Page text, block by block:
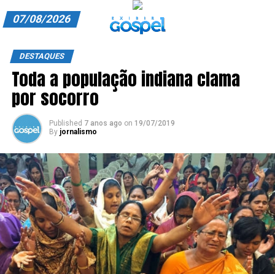
ANUNCIE CONOSCO
ASSINE
CARRINHO
EDITORIAL
ENTREVISTAS
EXPEDIENTE
FINALIZAR COMPRA
HOME
07/08/2026
DESTAQUES
Toda a população indiana clama
por socorro
Published 7 anos ago on 19/07/2019
By jornalismo